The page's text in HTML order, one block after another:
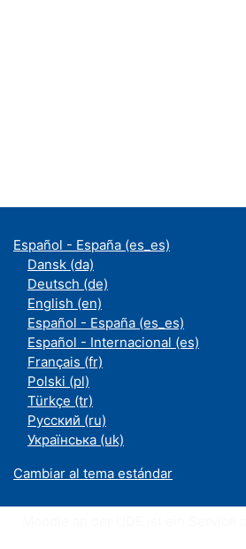
Español - España ‎(es_es)‎
Dansk ‎(da)‎
Deutsch ‎(de)‎
English ‎(en)‎
Español - España ‎(es_es)‎
Español - Internacional ‎(es)‎
Français ‎(fr)‎
Polski ‎(pl)‎
Türkçe ‎(tr)‎
Русский ‎(ru)‎
Українська ‎(uk)‎
Cambiar al tema estándar